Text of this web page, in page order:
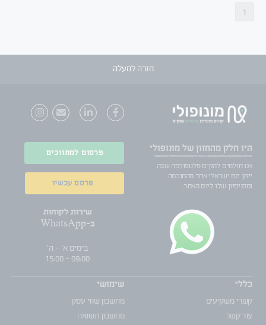
1
חזרה למעלה
היו חלק מהחזון של מונופולי
אנו חולמים להקים פלטפורמה שבה
ייתן יזם ישראלי אחד מהחוכמה
ומהניסיון שלו ליזם האחר.
פרסום למתווכים
פרסם עכשיו
שירות לקוחות
ב-WhatsApp
בימים א' - ה'
09:00 - 15:00
כללי
קשרי משקיעים
צור קשר
שימושי
מחשבון שווי עסק
מחשבון תשואה